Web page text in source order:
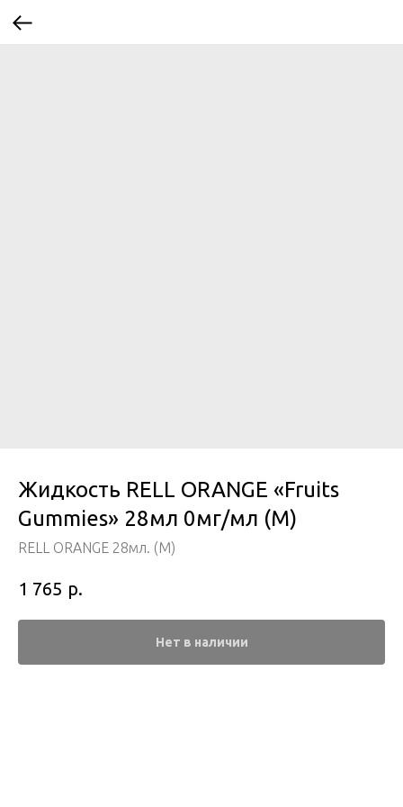
Жидкость RELL ORANGE «Fruits
Gummies» 28мл 0мг/мл (M)
RELL ORANGE 28мл. (M)
1 765 р.
Нет в наличии